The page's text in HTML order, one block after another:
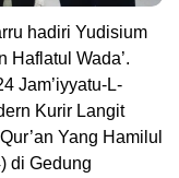
hadiri Yudisium
Haflatul Wada’.
Jam’iyyatu-L-
Kurir Langit
Yang Hamilul
di Gedung